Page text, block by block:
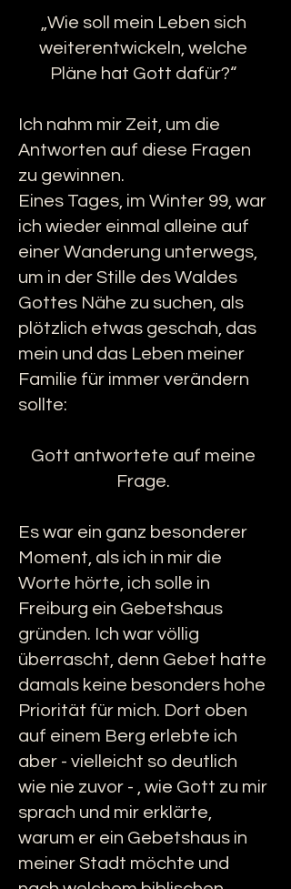
„Wie soll mein Leben sich
weiterentwickeln, welche
Pläne hat Gott dafür?“
Ich nahm mir Zeit, um die
Antworten auf diese Fragen
zu gewinnen.
Eines Tages, im Winter 99, war
ich wieder einmal alleine auf
einer Wanderung unterwegs,
um in der Stille des Waldes
Gottes Nähe zu suchen, als
plötzlich etwas geschah, das
mein und das Leben meiner
Familie für immer verändern
sollte:
Gott antwortete auf meine
Frage.
Es war ein ganz besonderer
Moment, als ich in mir die
Worte hörte, ich solle in
Freiburg ein Gebetshaus
gründen. Ich war völlig
überrascht, denn Gebet hatte
damals keine besonders hohe
Priorität für mich. Dort oben
auf einem Berg erlebte ich
aber - vielleicht so deutlich
wie nie zuvor - , wie Gott zu mir
sprach und mir erklärte,
warum er ein Gebetshaus in
meiner Stadt möchte und